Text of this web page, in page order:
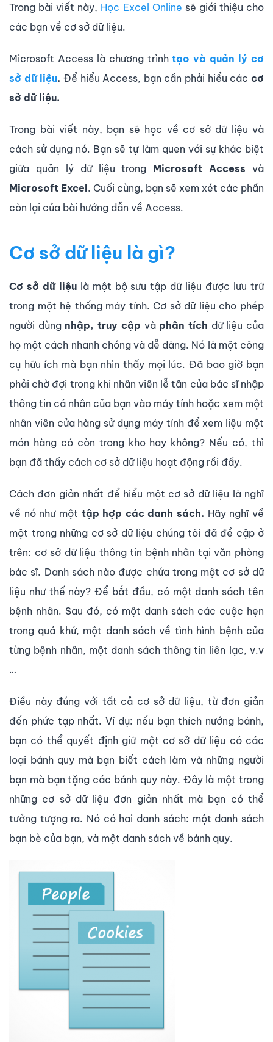
Trong bài viết này, Học Excel Online sẽ giới thiệu cho
các bạn về cơ sở dữ liệu.
Microsoft Access là chương trìnhtạo và quản lý cơ
sở dữ liệu. Để hiểu Access, bạn cần phải hiểu cáccơ
sở dữ liệu.
Trong bài viết này, bạn sẽ học về cơ sở dữ liệu và
cách sử dụng nó. Bạn sẽ tự làm quen với sự khác biệt
giữa quản lý dữ liệu trong Microsoft Access và
Microsoft Excel . Cuối cùng, bạn sẽ xem xét các phần
còn lại của bài hướng dẫn về Access.
Cơ sở dữ liệu là gì?
Cơ sở dữ liệulà một bộ sưu tập dữ liệu được lưu trữ
trong một hệ thống máy tính. Cơ sở dữ liệu cho phép
người dùng nhập, truy cập và phân tích dữ liệu của
họ một cách nhanh chóng và dễ dàng. Nó là một công
cụ hữu ích mà bạn nhìn thấy mọi lúc. Đã bao giờ bạn
phải chờ đợi trong khi nhân viên lễ tân của bác sĩ nhập
thông tin cá nhân của bạn vào máy tính hoặc xem một
nhân viên cửa hàng sử dụng máy tính để xem liệu một
món hàng có còn trong kho hay không? Nếu có, thì
bạn đã thấy cách cơ sở dữ liệu hoạt động rồi đấy.
Cách đơn giản nhất để hiểu một cơ sở dữ liệu là nghĩ
về nó như một tập hợp các danh sách. Hãy nghĩ về
một trong những cơ sở dữ liệu chúng tôi đã đề cập ở
trên: cơ sở dữ liệu thông tin bệnh nhân tại văn phòng
bác sĩ. Danh sách nào được chứa trong một cơ sở dữ
liệu như thế này? Để bắt đầu, có một danh sách tên
bệnh nhân. Sau đó, có một danh sách các cuộc hẹn
trong quá khứ, một danh sách về tình hình bệnh của
từng bệnh nhân, một danh sách thông tin liên lạc, v.v
…
Điều này đúng với tất cả cơ sở dữ liệu, từ đơn giản
đến phức tạp nhất. Ví dụ: nếu bạn thích nướng bánh,
bạn có thể quyết định giữ một cơ sở dữ liệu có các
loại bánh quy mà bạn biết cách làm và những người
bạn mà bạn tặng các bánh quy này. Đây là một trong
những cơ sở dữ liệu đơn giản nhất mà bạn có thể
tưởng tượng ra. Nó có hai danh sách: một danh sách
bạn bè của bạn, và một danh sách về bánh quy.